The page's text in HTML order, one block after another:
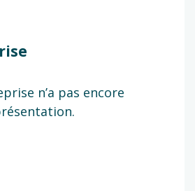
n’a pas encore